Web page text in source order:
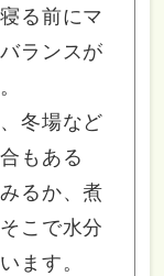
る前にマ
ランスが
冬場など
もある
るか、煮
こで水分
ます。